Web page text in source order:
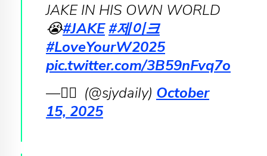
JAKE IN HIS OWN WORLD
😭#JAKE#제이크
#LoveYourW2025
pic.twitter.com/3B59nFvq7o
— ًً (@sjydaiIy) October
15, 2025